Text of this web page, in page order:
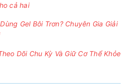
cả hai
Gel Bôi Trơn? Chuyên Gia Giải
Dõi Chu Kỳ Và Giữ Cơ Thể Khỏe